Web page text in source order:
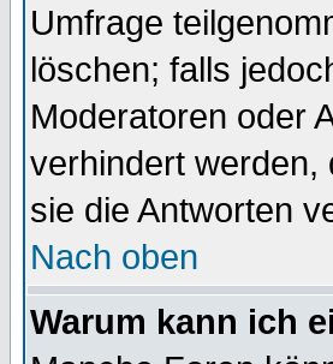
Umfrage
löschen; falls
Moderatoren oder
verhindert werden,
sie die Antworten
Nach oben
Warum kann ich